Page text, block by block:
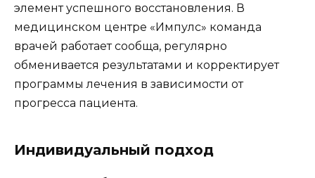
элемент успешного восстановления. В
медицинском центре «Импулс» команда
врачей работает сообща, регулярно
обменивается результатами и корректирует
программы лечения в зависимости от
прогресса пациента.
Индивидуальный подход